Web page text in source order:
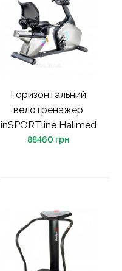
Горизонтальний
велотренажер
inSPORTline Halimed
88460 грн